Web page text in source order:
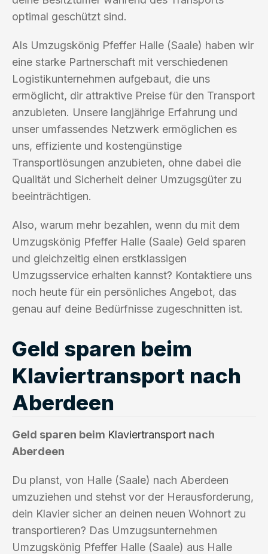
optimal geschützt sind.
Als Umzugskönig Pfeffer Halle (Saale) haben wir
eine starke Partnerschaft mit verschiedenen
Logistikunternehmen aufgebaut, die uns
ermöglicht, dir attraktive Preise für den Transport
anzubieten. Unsere langjährige Erfahrung und
unser umfassendes Netzwerk ermöglichen es
uns, effiziente und kostengünstige
Transportlösungen anzubieten, ohne dabei die
Qualität und Sicherheit deiner Umzugsgüter zu
beeinträchtigen.
Also, warum mehr bezahlen, wenn du mit dem
Umzugskönig Pfeffer Halle (Saale) Geld sparen
und gleichzeitig einen erstklassigen
Umzugsservice erhalten kannst? Kontaktiere uns
noch heute für ein persönliches Angebot, das
genau auf deine Bedürfnisse zugeschnitten ist.
Geld sparen beim
Klaviertransport nach
Aberdeen
Geld sparen beim Klaviertransport nach
Aberdeen
Du planst, von Halle (Saale) nach Aberdeen
umzuziehen und stehst vor der Herausforderung,
dein Klavier sicher an deinen neuen Wohnort zu
transportieren? Das Umzugsunternehmen
Umzugskönig Pfeffer Halle (Saale) aus Halle